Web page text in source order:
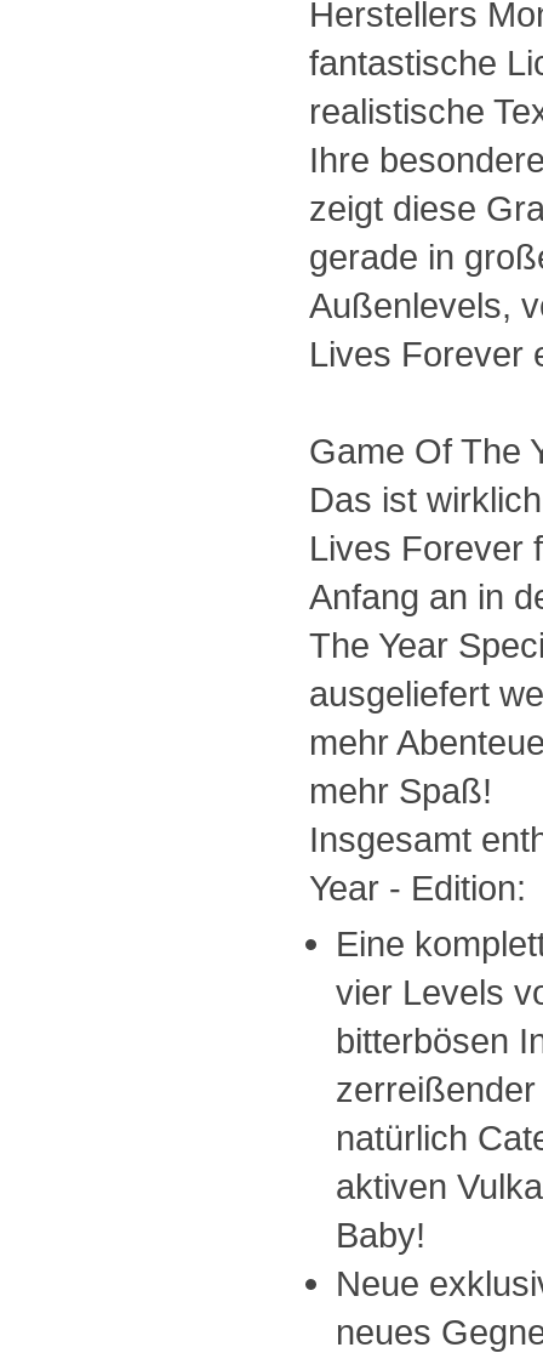
Herstellers
fantastische
realistische
Ihre
zeigt diese
gerade in
Außenlevels,
Lives Forever
Game Of The
Das ist
Lives Forever
Anfang an in
The Year
ausgeliefert
mehr
mehr Spaß!
Insgesamt
Year - Edition:
Eine
vier Levels
bitterbösen
natürlich
aktiven
Baby!
Neue
neues